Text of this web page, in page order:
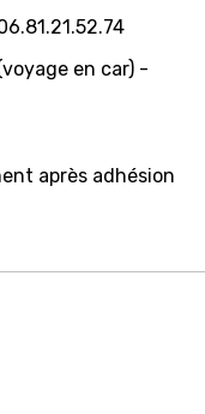
en car) -
après adhésion